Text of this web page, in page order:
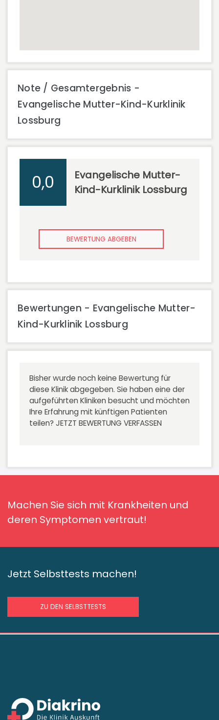
Note / Gesamtergebnis -
Evangelische Mutter-Kind-Kurklinik
Lossburg
0,0
Evangelische Mutter-
Kind-Kurklinik Lossburg
BEWERTUNG ABGEBEN
Bewertungen - Evangelische Mutter-
Kind-Kurklinik Lossburg
Bisher wurde noch keine Bewertung für
diese Klinik abgegeben. Sie haben eine der
aufgeführten Kliniken besucht und möchten
Ihre Erfahrung mit künftigen Patienten
teilen? JETZT BEWERTUNG VERFASSEN
Machen Sie sich mit Krankheiten und
deren Symptomen vertraut!
Jetzt Selbsttests machen!
ZU DEN SELBSTTESTS